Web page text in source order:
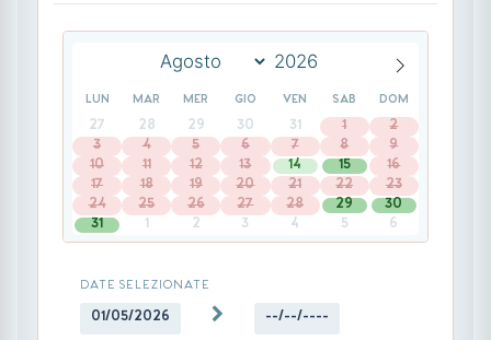
LUN MAR MER GIO VEN SAB DOM
27 28 29 30 31 1
2
3
4 5 6 7 8
9
10
11 12 13 14 15
16
17
18 19 20 21 22
23
24
25 26 27 28 29
30
31
1 2 3 4 5 6
DATE SELEZIONATE
01/05/2026 --/--/----